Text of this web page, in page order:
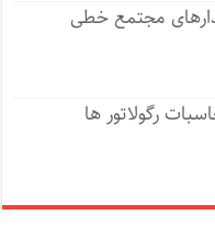
مجتمع خطی
رگولاتور ها